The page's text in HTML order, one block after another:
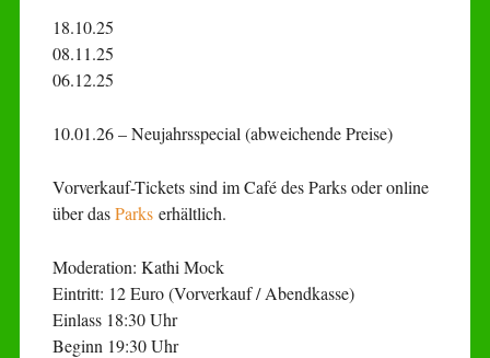
18.10.25
08.11.25
06.12.25
10.01.26 – Neujahrsspecial (abweichende Preise)
Vorverkauf-Tickets sind im Café des Parks oder online
über dasParkserhältlich.
Moderation: Kathi Mock
Eintritt: 12 Euro (Vorverkauf / Abendkasse)
Einlass 18:30 Uhr
Beginn 19:30 Uhr